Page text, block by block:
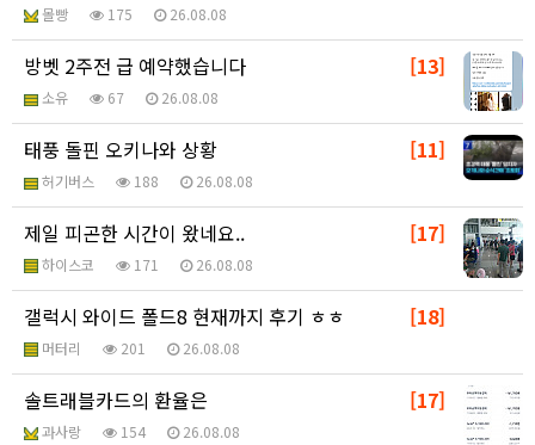
몰빵 175 26.08.08
[13]
방벳 2주전 급 예약했습니다
소유 67 26.08.08
[11]
태풍 돌핀 오키나와 상황
허기버스 188 26.08.08
[17]
제일 피곤한 시간이 왔네요..
하이스코 171 26.08.08
[18]
갤럭시 와이드 폴드8 현재까지 후기 ㅎㅎ
머터리 201 26.08.08
[17]
솔트래블카드의 환율은
과사랑 154 26.08.08